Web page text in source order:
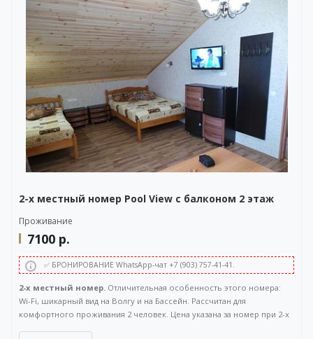
WhatsApp-чат (ссылка на чат откроется в новом окне), либо
напрямуюпо телефону +7 (903) 757-41-41. Кнопка открытия
WhatsApp-чата также расположена в правом нижнем углу нашего
сайта.
2-х местный номер Pool View с балконом 2 этаж
Проживание
7100 р.
✅ БРОНИРОВАНИЕ WhatsApp-чат +7 (903) 757-41-41.
2-х местный номер. Отличительная особенность этого номера:
Wi-Fi, шикарный вид на Волгу и на Бассейн. Рассчитан для
комфортного проживания 2 человек. Цена указана за номер при 2-х